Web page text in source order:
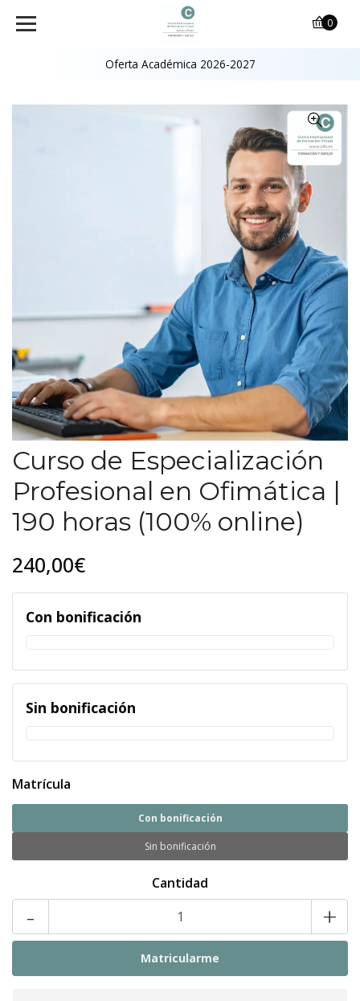
Oferta Académica 2026-2027
0
Curso de Especialización
Profesional en Ofimática |
190 horas (100% online)
240,00€
Con bonificación
Sin bonificación
Matrícula
Con bonificación
Sin bonificación
Cantidad
- +